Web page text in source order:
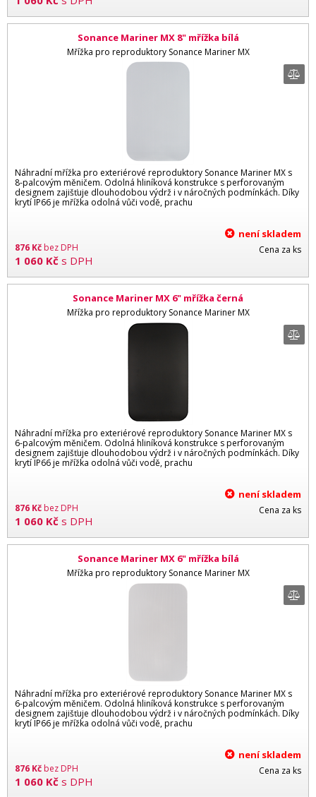
Sonance Mariner MX 8" mřížka bílá
Mřížka pro reproduktory Sonance Mariner MX
Náhradní mřížka pro exteriérové reproduktory Sonance Mariner MX s
8-palcovým měničem. Odolná hliníková konstrukce s perforovaným
designem zajišťuje dlouhodobou výdrž i v náročných podmínkách. Díky
krytí IP66 je mřížka odolná vůči vodě, prachu
876 Kčbez DPH
1 060 Kč s DPH
není skladem
Cena za ks
Sonance Mariner MX 6" mřížka černá
Mřížka pro reproduktory Sonance Mariner MX
Náhradní mřížka pro exteriérové reproduktory Sonance Mariner MX s
6-palcovým měničem. Odolná hliníková konstrukce s perforovaným
designem zajišťuje dlouhodobou výdrž i v náročných podmínkách. Díky
krytí IP66 je mřížka odolná vůči vodě, prachu
876 Kčbez DPH
1 060 Kč s DPH
není skladem
Cena za ks
Sonance Mariner MX 6" mřížka bílá
Mřížka pro reproduktory Sonance Mariner MX
Náhradní mřížka pro exteriérové reproduktory Sonance Mariner MX s
6-palcovým měničem. Odolná hliníková konstrukce s perforovaným
designem zajišťuje dlouhodobou výdrž i v náročných podmínkách. Díky
krytí IP66 je mřížka odolná vůči vodě, prachu
876 Kčbez DPH
1 060 Kč s DPH
není skladem
Cena za ks